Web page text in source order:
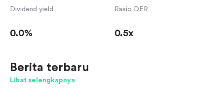
Dividend yield
0.0%
Rasio DER
0.5x
Berita terbaru
Lihat selengkapnya